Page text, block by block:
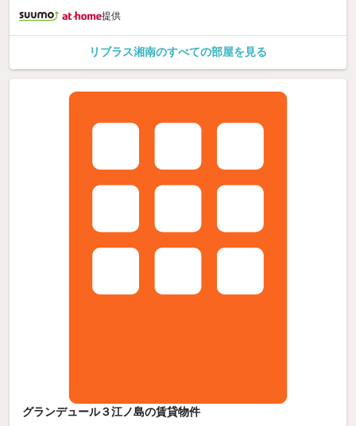
提供
リブラス湘南のすべての部屋を見る
グランデュール３江ノ島の賃貸物件